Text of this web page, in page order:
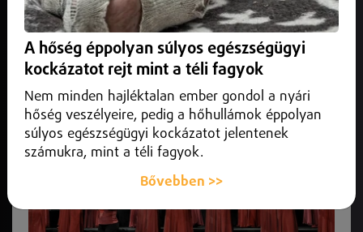
Olaszországi turnéra indult a nyíregyházi Cantemus
közönsége előtt lép színpadra.
A hőség éppolyan súlyos egészségügyi
kockázatot rejt mint a téli fagyok
Nem minden hajléktalan ember gondol a nyári
hőség veszélyeire, pedig a hőhullámok éppolyan
súlyos egészségügyi kockázatot jelentenek
számukra, mint a téli fagyok.
Bővebben >>